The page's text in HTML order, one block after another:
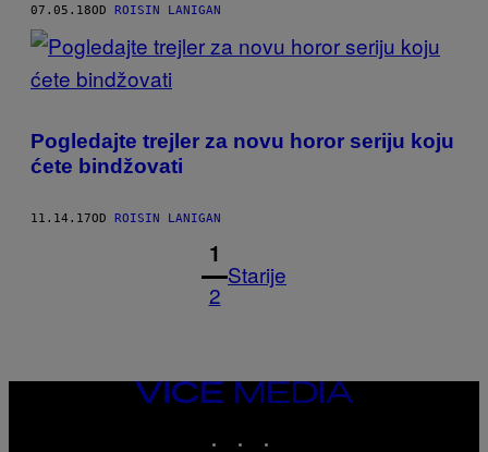
07.05.18OD ROISIN LANIGAN
Pogledajte trejler za novu horor seriju koju
ćete bindžovati
11.14.17OD ROISIN LANIGAN
1
2
Starije
VICE